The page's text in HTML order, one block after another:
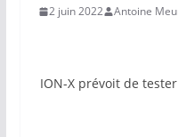
2 juin 2022 Antoine
ION-X prévoit de